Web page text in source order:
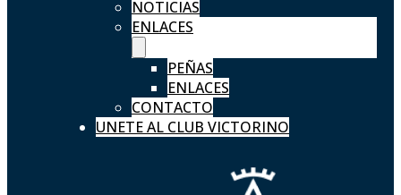
NOTICIAS
ENLACES
PEÑAS
ENLACES
CONTACTO
UNETE AL CLUB VICTORINO